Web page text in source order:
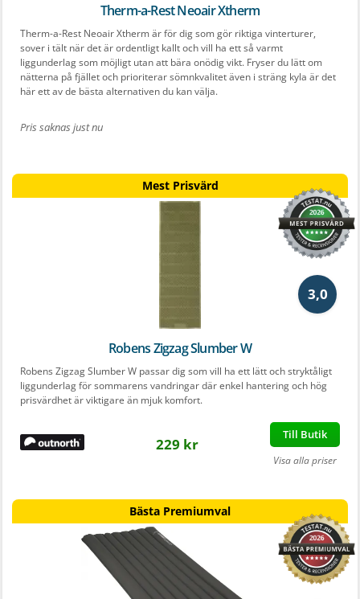
Therm-a-Rest Neoair Xtherm
Therm-a-Rest Neoair Xtherm är för dig som gör riktiga vinterturer,
sover i tält när det är ordentligt kallt och vill ha ett så varmt
liggunderlag som möjligt utan att bära onödig vikt. Fryser du lätt om
nätterna på fjället och prioriterar sömnkvalitet även i sträng kyla är det
här ett av de bästa alternativen du kan välja.
Pris saknas just nu
Mest Prisvärd
3,0
Robens Zigzag Slumber W
Robens Zigzag Slumber W passar dig som vill ha ett lätt och stryktåligt
liggunderlag för sommarens vandringar där enkel hantering och hög
prisvärdhet är viktigare än mjuk komfort.
229 kr
Till Butik
Visa alla priser
Bästa Premiumval